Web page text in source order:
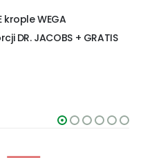
krople WEGA
DR. JACOBS + GRATIS